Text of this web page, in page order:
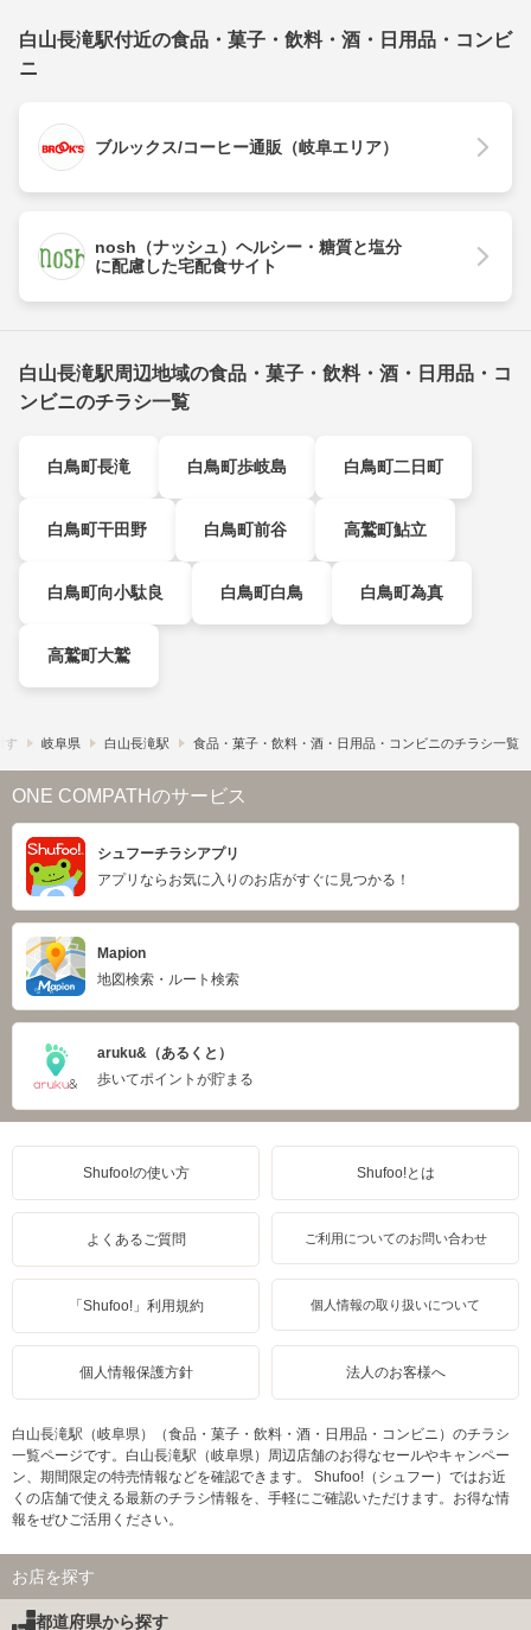
白山長滝駅付近の食品・菓子・飲料・酒・日用品・コンビ
ニ
ブルックス/コーヒー通販（岐阜エリア）
nosh（ナッシュ）ヘルシー・糖質と塩分
に配慮した宅配食サイト
白山長滝駅周辺地域の食品・菓子・飲料・酒・日用品・コ
ンビニのチラシ一覧
白鳥町長滝 白鳥町歩岐島 白鳥町二日町
白鳥町干田野 白鳥町前谷 高鷲町鮎立
白鳥町向小駄良 白鳥町白鳥 白鳥町為真
高鷲町大鷲
す 岐阜県 白山長滝駅 食品・菓子・飲料・酒・日用品・コンビニのチラシ一覧
ONE COMPATHのサービス
シュフーチラシアプリ
アプリならお気に入りのお店がすぐに見つかる！
Mapion
地図検索・ルート検索
aruku&（あるくと）
歩いてポイントが貯まる
Shufoo!の使い方 Shufoo!とは
よくあるご質問 ご利用についてのお問い合わせ
「Shufoo!」利用規約 個人情報の取り扱いについて
個人情報保護方針 法人のお客様へ
白山長滝駅（岐阜県）（食品・菓子・飲料・酒・日用品・コンビニ）のチラシ
一覧ページです。白山長滝駅（岐阜県）周辺店舗のお得なセールやキャンペー
ン、期間限定の特売情報などを確認できます。 Shufoo!（シュフー）ではお近
くの店舗で使える最新のチラシ情報を、手軽にご確認いただけます。お得な情
報をぜひご活用ください。
お店を探す
都道府県から探す